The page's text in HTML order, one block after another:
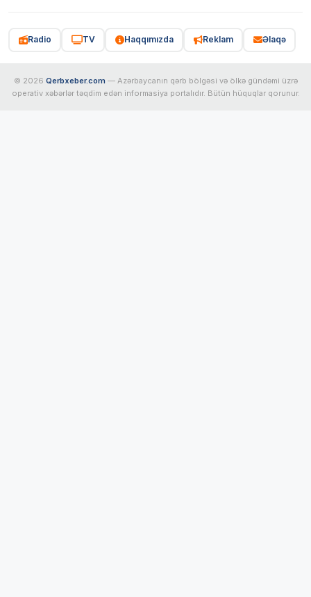
Radio TV Haqqımızda Reklam Əlaqə
© 2026 Qerbxeber.com — Azərbaycanın qərb bölgəsi və ölkə gündəmi üzrə
operativ xəbərlər təqdim edən informasiya portalıdır. Bütün hüquqlar qorunur.